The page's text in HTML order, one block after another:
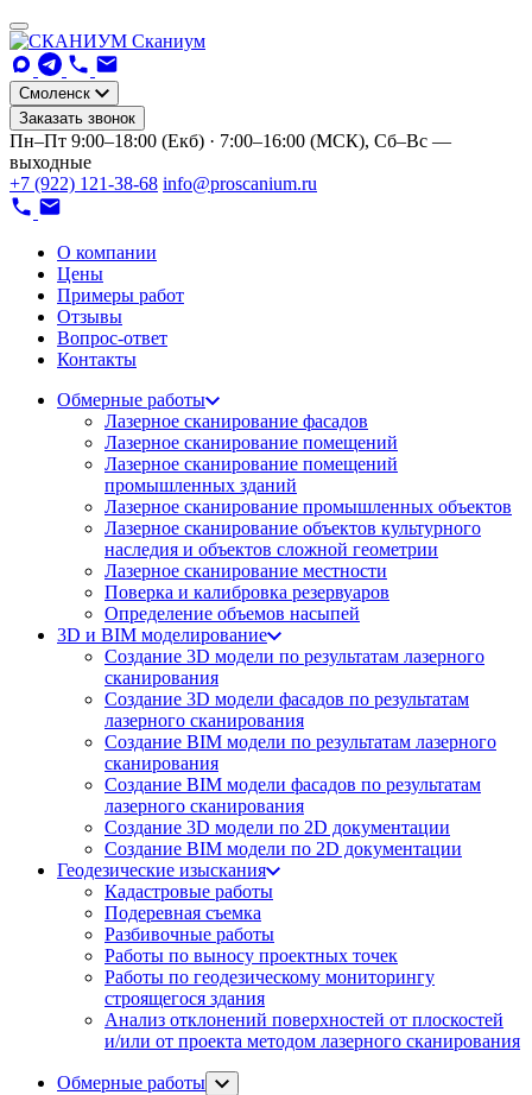
Сканиум
Смоленск
Заказать звонок
Пн–Пт 9:00–18:00 (Екб) · 7:00–16:00 (МСК), Сб–Вс —
выходные
+7 (922) 121-38-68 info@proscanium.ru
О компании
Цены
Примеры работ
Отзывы
Вопрос-ответ
Контакты
Обмерные работы
Лазерное сканирование фасадов
Лазерное сканирование помещений
Лазерное сканирование помещений
промышленных зданий
Лазерное сканирование промышленных объектов
Лазерное сканирование объектов культурного
наследия и объектов сложной геометрии
Лазерное сканирование местности
Поверка и калибровка резервуаров
Определение объемов насы​​пей
3D и BIM моделирование
Создание 3D модели по результатам лазерного
сканирования
Создание 3D модели фасадов по результатам
лазерного сканирования
Создание BIM модели по результатам лазерного
сканирования
Создание BIM модели фасадов по результатам
лазерного сканирования
Создание 3D модели по 2D документации
Создание BIM модели по 2D документации
Геодезические изыскания
Кадастровые работы
Подеревная съемка
Разбивочные работы
Работы по выносу проектных точек
Работы по геодезическому мониторингу
строящегося здания
Анализ отклонений поверхностей от плоскостей
и/или от проекта методом лазерного сканирования
Обмерные работы